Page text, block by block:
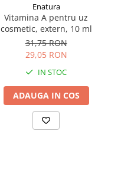
Enatura
Vitamina A pentru uz
cosmetic, extern, 10 ml
31,75 RON
29,05 RON
IN STOC
ADAUGA IN COS